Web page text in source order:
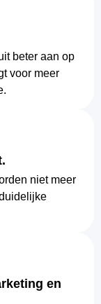
beter aan op
voor meer
niet meer
en